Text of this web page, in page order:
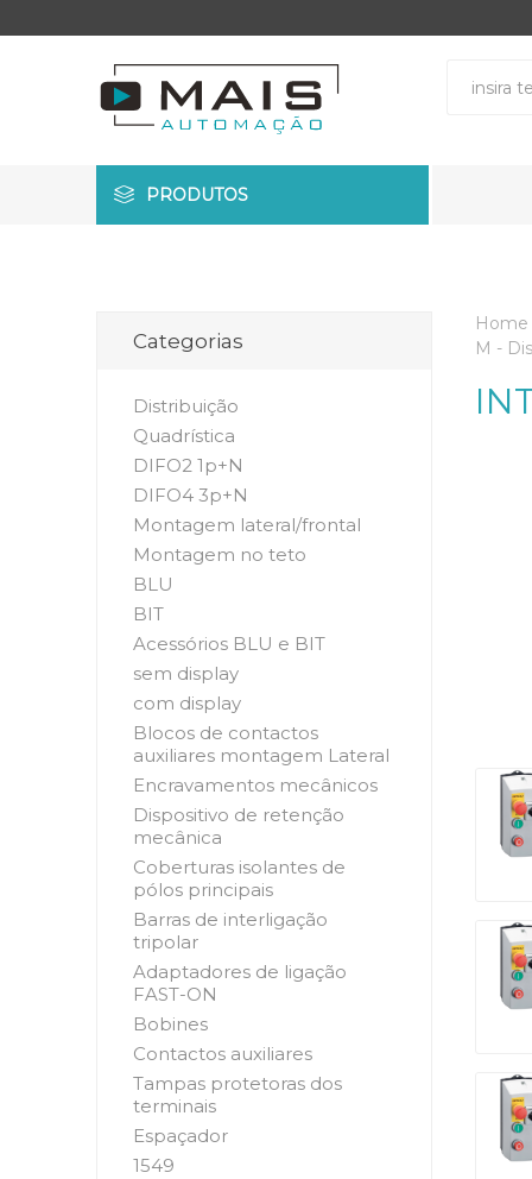
PRODUTOS
Home
M -
Categorias
Distribuição
Quadrística
DIFO2 1p+N
DIFO4 3p+N
Montagem lateral/frontal
Montagem no teto
BLU
BIT
Acessórios BLU e BIT
sem display
com display
Blocos de contactos
auxiliares montagem Lateral
Encravamentos mecânicos
Dispositivo de retenção
mecânica
Coberturas isolantes de
pólos principais
Barras de interligação
tripolar
Adaptadores de ligação
FAST-ON
Bobines
Contactos auxiliares
Tampas protetoras dos
terminais
Espaçador
1549